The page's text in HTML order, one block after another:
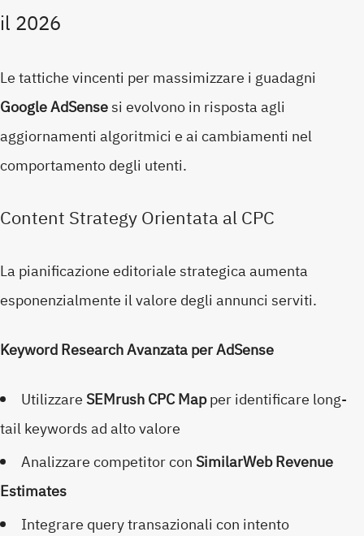
il 2026
Le tattiche vincenti per massimizzare i guadagni
Google AdSensesi evolvono in risposta agli
aggiornamenti algoritmici e ai cambiamenti nel
comportamento degli utenti.
Content Strategy Orientata al CPC
La pianificazione editoriale strategica aumenta
esponenzialmente il valore degli annunci serviti.
Keyword Research Avanzata per AdSense
UtilizzareSEMrush CPC Mapper identificare long-
tail keywords ad alto valore
Analizzare competitor conSimilarWeb Revenue
Estimates
Integrare query transazionali con intento